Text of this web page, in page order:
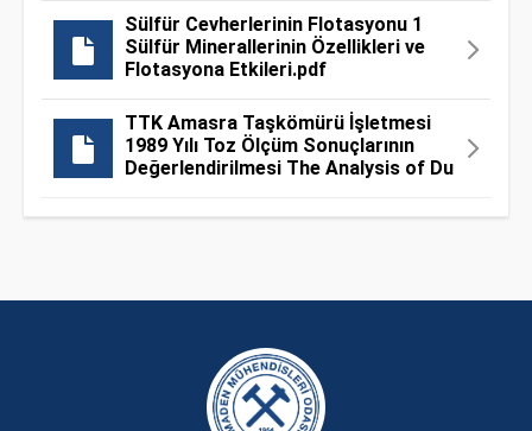
Sülfür Cevherlerinin Flotasyonu 1
Sülfür Minerallerinin Özellikleri ve
Flotasyona Etkileri.pdf
TTK Amasra Taşkömürü İşletmesi
1989 Yılı Toz Ölçüm Sonuçlarının
Değerlendirilmesi The Analysis of Du